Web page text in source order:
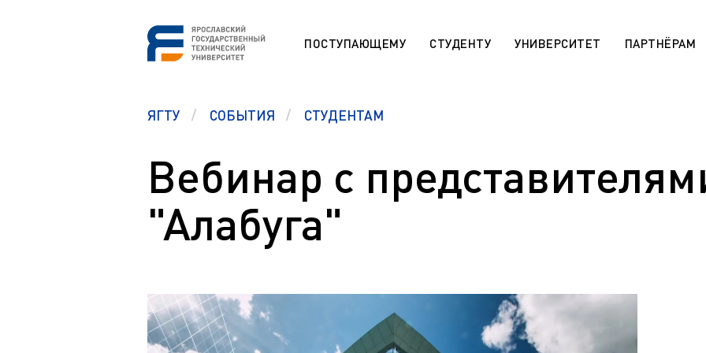
Памятка первокурсникам
Полезные документы
Программа «Поддержка лучших»
Section préparatoire pour les étudiants
étrangers (Fr)
Studium für die ausländischen Bürger (De)
Vorbereitungsabteilung für die
Education for international students (En)
Обучение для иностранных граждан
Государственная научная
День открытых дверей
Сведения об
организации
Оценка качества работы
ПОСТУПАЮЩЕМУ СТУДЕНТУ УНИВЕРСИТЕТ ПАРТНЁРАМ
ЯГТУ СОБЫТИЯ СТУДЕНТАМ
Вебинар с
"Алабуга"